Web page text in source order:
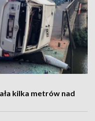
kilka metrów nad